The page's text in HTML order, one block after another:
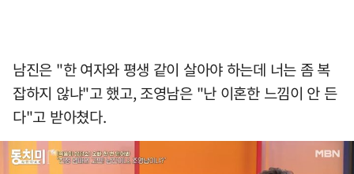
남진은 "한 여자와 평생 같이 살아야 하는데 너는 좀 복
잡하지 않냐"고 했고, 조영남은 "난 이혼한 느낌이 안 든
다"고 받아쳤다.